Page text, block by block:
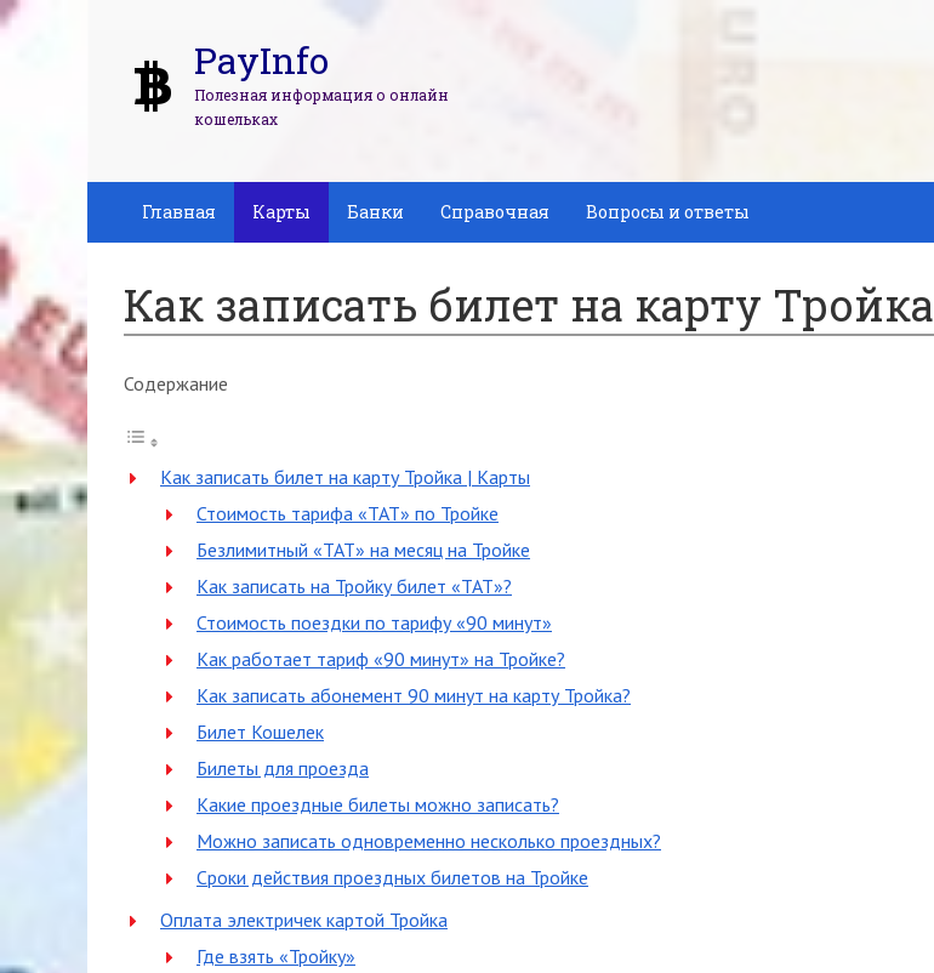
PayInfo
Полезная информация о онлайн
кошельках
Главная Карты Банки Справочная Вопросы и ответы
Как записать билет на карту Тройка
Содержание
Как записать билет на карту Тройка | Карты
Стоимость тарифа «ТАТ» по Тройке
Безлимитный «ТАТ» на месяц на Тройке
Как записать на Тройку билет «ТАТ»?
Стоимость поездки по тарифу «90 минут»
Как работает тариф «90 минут» на Тройке?
Как записать абонемент 90 минут на карту Тройка?
Билет Кошелек
Билеты для проезда
Какие проездные билеты можно записать?
Можно записать одновременно несколько проездных?
Сроки действия проездных билетов на Тройке
Оплата электричек картой Тройка
Где взять «Тройку»